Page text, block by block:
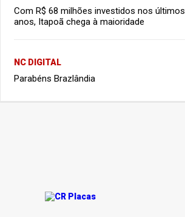
Com R$ 68 milhões investidos nos últimos
anos, Itapoã chega à maioridade
NC DIGITAL
Parabéns Brazlândia